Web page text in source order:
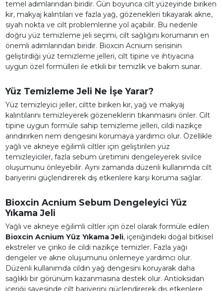
temel adımlarından biridir. Gün boyunca cilt yüzeyinde biriken
kir, makyaj kalıntıları ve fazla yağ, gözenekleri tıkayarak akne,
siyah nokta ve cilt problemlerine yol açabilir. Bu nedenle
doğru yüz temizleme jeli seçimi, cilt sağlığını korumanın en
önemli adımlarından biridir. Bioxcin Acnium serisinin
geliştirdiği yüz temizleme jelleri, cilt tipine ve ihtiyacına
uygun özel formülleri ile etkili bir temizlik ve bakım sunar.
Yüz Temizleme Jeli Ne İşe Yarar?
Yüz temizleyici jeller, ciltte biriken kir, yağ ve makyaj
kalıntılarını temizleyerek gözeneklerin tıkanmasını önler. Cilt
tipine uygun formüle sahip temizleme jelleri, cildi nazikçe
arındırırken nem dengesini korumaya yardımcı olur. Özellikle
yağlı ve akneye eğilimli ciltler için geliştirilen yüz
temizleyiciler, fazla sebum üretimini dengeleyerek sivilce
oluşumunu önleyebilir. Aynı zamanda düzenli kullanımda cilt
bariyerini güçlendirerek dış etkenlere karşı koruma sağlar.
Bioxcin Acnium Sebum Dengeleyici Yüz
Yıkama Jeli
Yağlı ve akneye eğilimli ciltler için özel olarak formüle edilen
Bioxcin Acnium Yüz Yıkama Jeli, içeriğindeki doğal bitkisel
ekstreler ve çinko ile cildi nazikçe temizler. Fazla yağı
dengeler ve akne oluşumunu önlemeye yardımcı olur.
Düzenli kullanımda cildin yağ dengesini koruyarak daha
sağlıklı bir görünüm kazanmasına destek olur. Antioksidan
içeriği sayesinde cilt bariyerini güçlendirerek dış etkenlere